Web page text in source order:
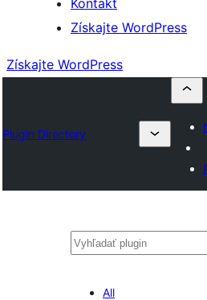
Kontakt
Získajte WordPress
Získajte WordPress
Plugin Directory
Hľadať
All